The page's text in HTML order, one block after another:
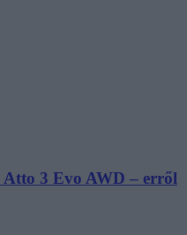
3 Evo AWD – erről